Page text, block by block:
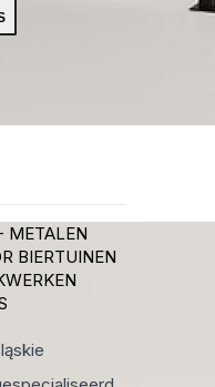
METALEN
BIERTUINEN